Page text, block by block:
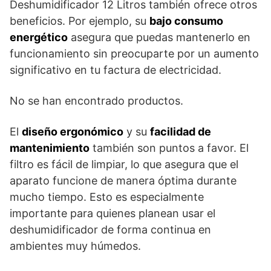
Deshumidificador 12 Litros también ofrece otros
beneficios. Por ejemplo, su bajo consumo
energético asegura que puedas mantenerlo en
funcionamiento sin preocuparte por un aumento
significativo en tu factura de electricidad.
No se han encontrado productos.
El diseño ergonómico y su facilidad de
mantenimiento también son puntos a favor. El
filtro es fácil de limpiar, lo que asegura que el
aparato funcione de manera óptima durante
mucho tiempo. Esto es especialmente
importante para quienes planean usar el
deshumidificador de forma continua en
ambientes muy húmedos.